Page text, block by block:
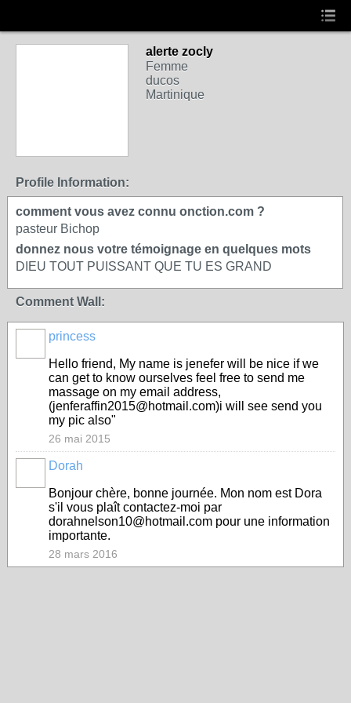
alerte zocly
Femme
ducos
Martinique
Profile Information:
comment vous avez connu onction.com ?
pasteur Bichop
donnez nous votre témoignage en quelques mots
DIEU TOUT PUISSANT QUE TU ES GRAND
Comment Wall:
princess
Hello friend, My name is jenefer will be nice if we
can get to know ourselves feel free to send me
massage on my email address,
(jenferaffin2015@hotmail.com)i will see send you
my pic also"
26 mai 2015
Dorah
Bonjour chère, bonne journée. Mon nom est Dora
s'il vous plaît contactez-moi par
dorahnelson10@hotmail.com pour une information
importante.
28 mars 2016